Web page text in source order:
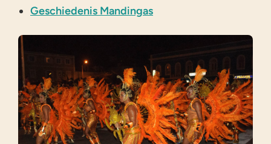
Geschiedenis Mandingas